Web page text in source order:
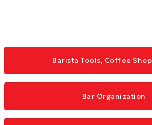
Barista Tools, Coffee
Bar Organization